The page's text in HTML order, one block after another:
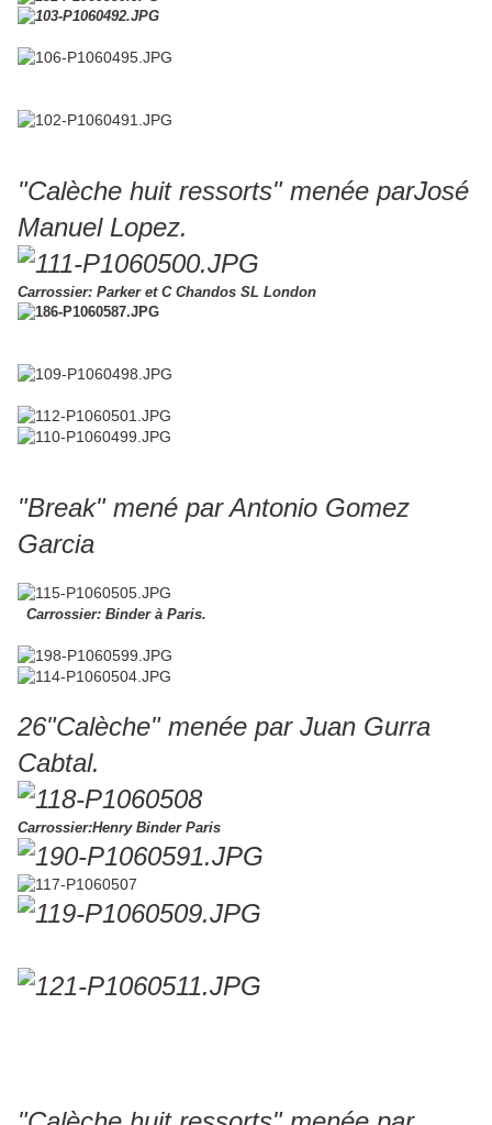
"Calèche huit ressorts" menée parJosé
Manuel Lopez.
Carrossier: Parker et C Chandos SL London
"Break" mené par Antonio Gomez
Garcia
Carrossier: Binder à Paris.
26"Calèche" menée par Juan Gurra
Cabtal.
Carrossier:Henry Binder Paris